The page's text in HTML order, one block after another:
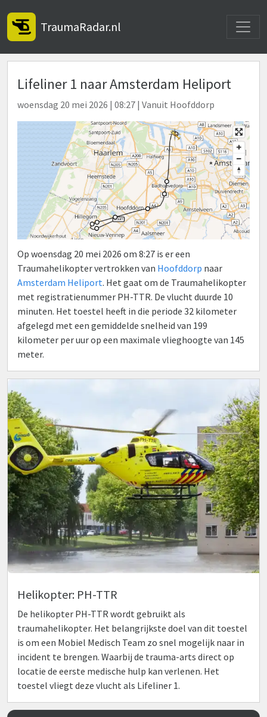
TraumaRadar.nl
Lifeliner 1 naar Amsterdam Heliport
woensdag 20 mei 2026 | 08:27 | Vanuit Hoofddorp
Op woensdag 20 mei 2026 om 8:27 is er een
Traumahelikopter vertrokken van Hoofddorp naar
Amsterdam Heliport. Het gaat om de Traumahelikopter
met registratienummer PH-TTR. De vlucht duurde 10
minuten. Het toestel heeft in die periode 32 kilometer
afgelegd met een gemiddelde snelheid van 199
kilometer per uur op een maximale vlieghoogte van 145
meter.
Helikopter: PH-TTR
De helikopter PH-TTR wordt gebruikt als
traumahelikopter. Het belangrijkste doel van dit toestel
is om een Mobiel Medisch Team zo snel mogelijk naar in
incident te brengen. Waarbij de trauma-arts direct op
locatie de eerste medische hulp kan verlenen. Het
toestel vliegt deze vlucht als Lifeliner 1.